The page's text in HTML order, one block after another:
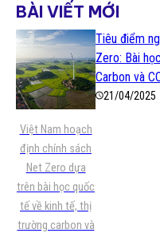
BÀI VIẾT MỚI
Việt Nam hoạch
định chính sách
Net Zero dựa
trên bài học quốc
tế về kinh tế, thị
trường carbon và
Tiêu điểm
Zero: Bài
Carbon và
21/04/2025